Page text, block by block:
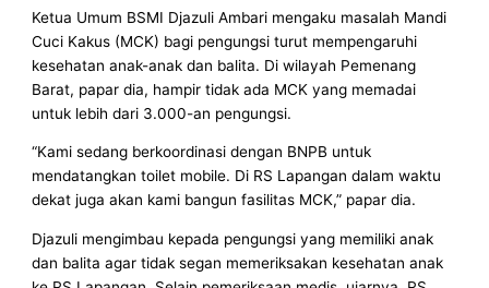
Ketua Umum BSMI Djazuli Ambari mengaku masalah Mandi
Cuci Kakus (MCK) bagi pengungsi turut mempengaruhi
kesehatan anak-anak dan balita. Di wilayah Pemenang
Barat, papar dia, hampir tidak ada MCK yang memadai
untuk lebih dari 3.000-an pengungsi.
“Kami sedang berkoordinasi dengan BNPB untuk
mendatangkan toilet mobile. Di RS Lapangan dalam waktu
dekat juga akan kami bangun fasilitas MCK,” papar dia.
Djazuli mengimbau kepada pengungsi yang memiliki anak
dan balita agar tidak segan memeriksakan kesehatan anak